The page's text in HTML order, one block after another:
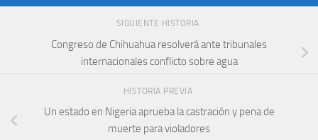
SIGUIENTE HISTORIA
Congreso de Chihuahua resolverá ante tribunales
internacionales conflicto sobre agua
HISTORIA PREVIA
Un estado en Nigeria aprueba la castración y pena de
muerte para violadores